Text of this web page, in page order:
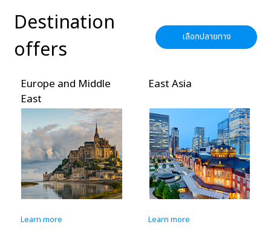
Destination
offers
เลือกปลายทาง
Europe and Middle
East
Learn more
East Asia
Learn more